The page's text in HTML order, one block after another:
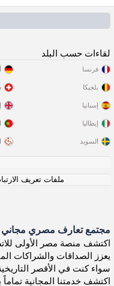
لقاءات حسب البلد
فرنسا
بلجيكا
إسبانيا
إيطاليا
السويد
ملفات تعريف
مجتمع تعارف مصري مجاني
يعزز الصداقات والشراكات
سواء كنت في الأقصر
اكتشف خدمتنا المجانية